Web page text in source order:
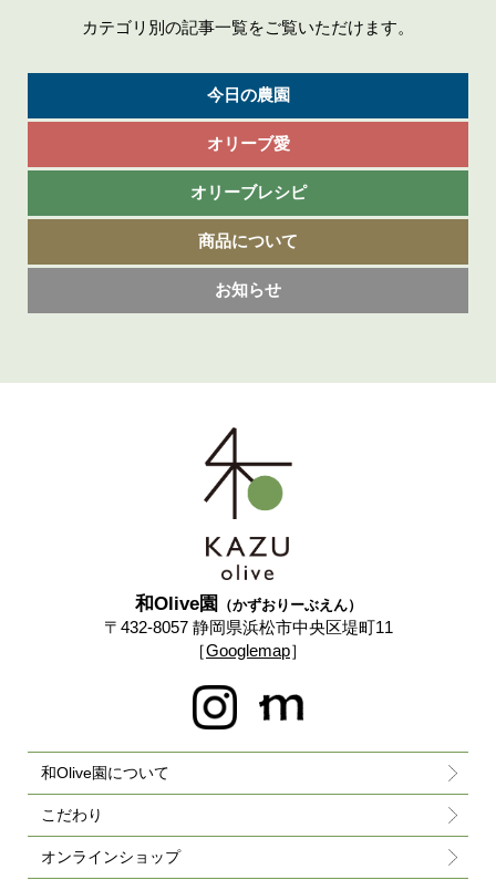
カテゴリ別の記事一覧をご覧いただけます。
今日の農園
オリーブ愛
オリーブレシピ
商品について
お知らせ
和Olive園 （かずおりーぶえん）
〒432-8057 静岡県浜松市中央区堤町11
［Googlemap］
和Olive園について
こだわり
オンラインショップ